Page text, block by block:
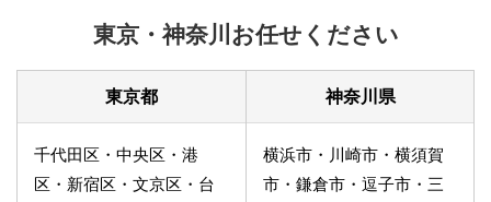
東京・神奈川お任せください
東京都
千代田区・中央区・港
区・新宿区・文京区・台
神奈川県
横浜市・川崎市・横須賀
市・鎌倉市・逗子市・三